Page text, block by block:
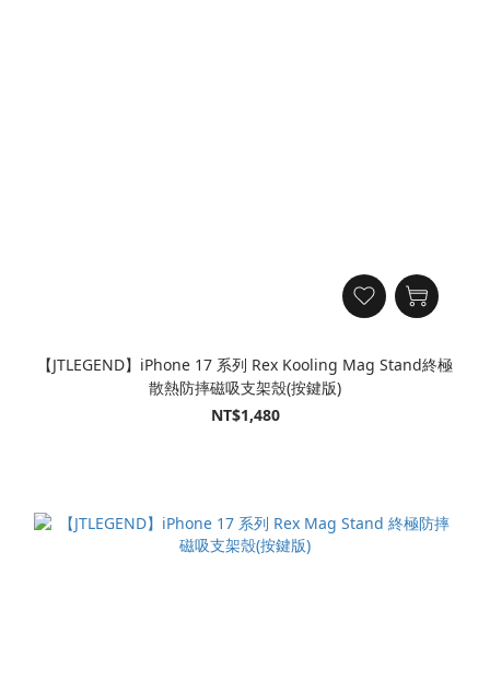
【JTLEGEND】iPhone 17 系列 Rex Kooling Mag Stand終極
散熱防摔磁吸支架殼(按鍵版)
NT$1,480